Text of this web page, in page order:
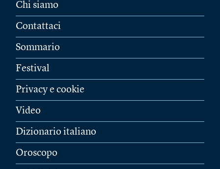
Chi siamo
Contattaci
Sommario
Festival
Privacy e cookie
Video
Dizionario italiano
Oroscopo